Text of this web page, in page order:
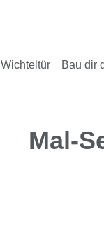
Wichteltür Bau dir
Mal-